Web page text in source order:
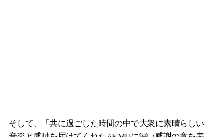
そして、「共に過ごした時間の中で大衆に素晴らしい